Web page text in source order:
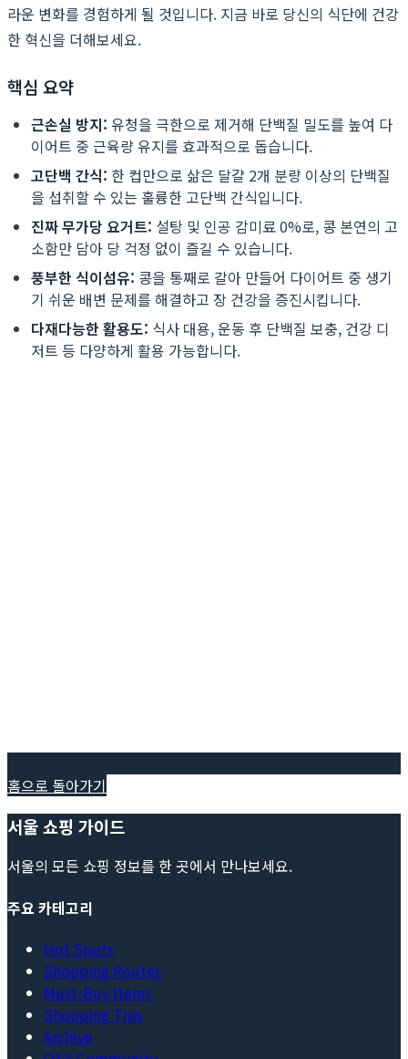
라운 변화를 경험하게 될 것입니다. 지금 바로 당신의 식단에 건강
한 혁신을 더해보세요.
핵심 요약
근손실 방지: 유청을 극한으로 제거해 단백질 밀도를 높여 다
이어트 중 근육량 유지를 효과적으로 돕습니다.
고단백 간식: 한 컵만으로 삶은 달걀 2개 분량 이상의 단백질
을 섭취할 수 있는 훌륭한 고단백 간식입니다.
진짜 무가당 요거트: 설탕 및 인공 감미료 0%로, 콩 본연의 고
소함만 담아 당 걱정 없이 즐길 수 있습니다.
풍부한 식이섬유: 콩을 통째로 갈아 만들어 다이어트 중 생기
기 쉬운 배변 문제를 해결하고 장 건강을 증진시킵니다.
다재다능한 활용도: 식사 대용, 운동 후 단백질 보충, 건강 디
저트 등 다양하게 활용 가능합니다.
홈으로 돌아가기
서울 쇼핑 가이드
서울의 모든 쇼핑 정보를 한 곳에서 만나보세요.
주요 카테고리
Hot Spots
Shopping Routes
Must-Buy Items
Shopping Tips
Archive